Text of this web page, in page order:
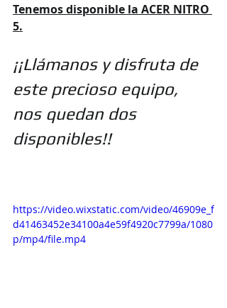
Tenemos disponible la ACER NITRO
5.
¡¡Llámanos y disfruta de
este precioso equipo,
nos quedan dos
disponibles!!
https://video.wixstatic.com/video/46909e_f
d41463452e34100a4e59f4920c7799a/1080
p/mp4/file.mp4